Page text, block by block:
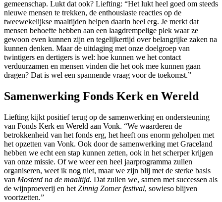
gemeenschap. Lukt dat ook? Liefting: “Het lukt heel goed om steeds
nieuwe mensen te trekken, de enthousiaste reacties op de
tweewekelijkse maaltijden helpen daarin heel erg. Je merkt dat
mensen behoefte hebben aan een laagdrempelige plek waar ze
gewoon even kunnen zijn en tegelijkertijd over belangrijke zaken na
kunnen denken. Maar de uitdaging met onze doelgroep van
twintigers en dertigers is wel: hoe kunnen we het contact
verduurzamen en mensen vinden die het ook mee kunnen gaan
dragen? Dat is wel een spannende vraag voor de toekomst.”
Samenwerking Fonds Kerk en Wereld
Liefting kijkt positief terug op de samenwerking en ondersteuning
van Fonds Kerk en Wereld aan Vonk. “We waarderen de
betrokkenheid van het fonds erg, het heeft ons enorm geholpen met
het opzetten van Vonk. Ook door de samenwerking met Graceland
hebben we echt een stap kunnen zetten, ook in het scherper krijgen
van onze missie. Of we weer een heel jaarprogramma zullen
organiseren, weet ik nog niet, maar we zijn blij met de sterke basis
van Mosterd na de maaltijd. Dat zullen we, samen met successen als
de wijnproeverij en het Zinnig Zomer festival, sowieso blijven
voortzetten.”